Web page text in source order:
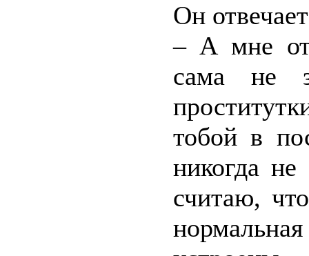
Он
– А мне от
сама не
тобой в
никогда
считаю,